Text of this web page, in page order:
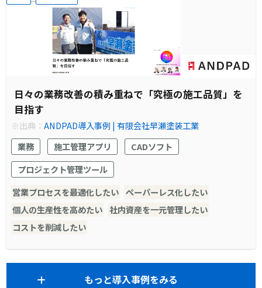
日々の業務改善の積み重ねで「究極の施工品質」を
目指す
※出典：ANDPAD導入事例 | 有限会社早瀬塗装工業
業務
施工管理アプリ
CADソフト
プロジェクト管理ツール
営業プロセスを最適化したい ペーパーレス化したい
個人の生産性を高めたい 社内資産を一元管理したい
コストを削減したい
もっと導入事例をみる